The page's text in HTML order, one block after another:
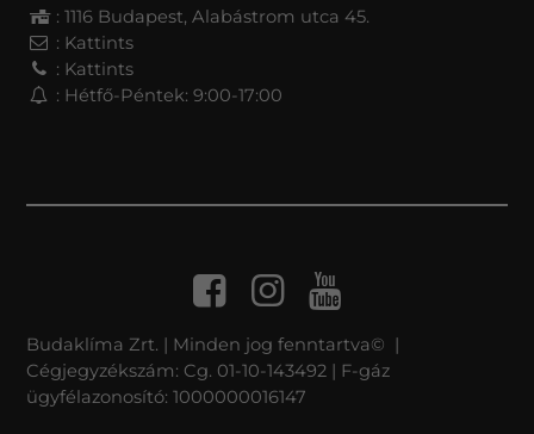
: 1116 Budapest, Alabástrom utca 45.
: Kattints
: Kattints
: Hétfő-Péntek: 9:00-17:00
Budaklíma Zrt. | Minden jog fenntartva© |
Cégjegyzékszám: Cg. 01-10-143492 | F-gáz
ügyfélazonosító: 1000000016147